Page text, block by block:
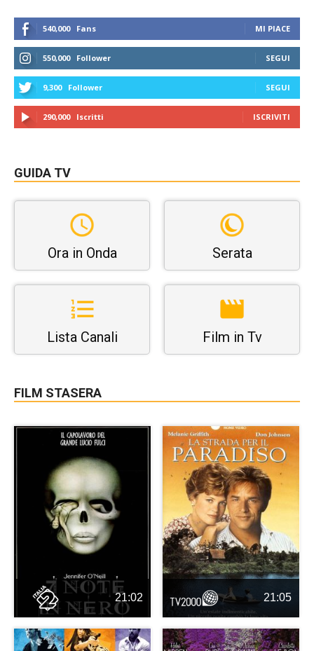
540,000 Fans MI PIACE
550,000 Follower SEGUI
9,300 Follower SEGUI
290,000 Iscritti ISCRIVITI
GUIDA TV
Ora in Onda Serata
Lista Canali Film in Tv
FILM STASERA
21:02 21:05